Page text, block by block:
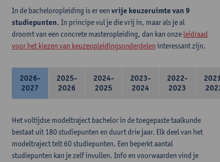
In de bacheloropleiding is er een vrije keuzeruimte van 9
studiepunten. In principe vul je die vrij in, maar als je al
droomt van een concrete masteropleiding, dan kan onze leidraad
voor het kiezen van keuzeopleidingsonderdelen interessant zijn.
2026-
2027
2025-
2026
2024-
2025
2023-
2024
2022-
2023
Het voltijdse modeltraject bachelor in de toegepaste taalkunde
bestaat uit 180 studiepunten en duurt drie jaar. Elk deel van het
modeltraject telt 60 studiepunten. Een beperkt aantal
studiepunten kan je zelf invullen. Info en voorwaarden vind je